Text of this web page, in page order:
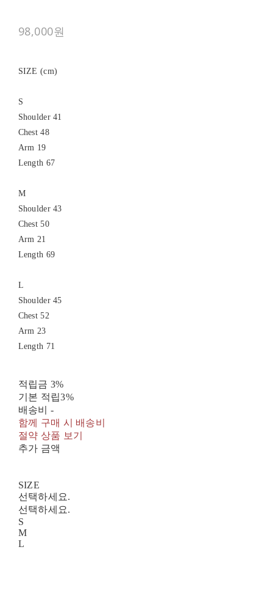
98,000원
SIZE (cm)
S
Shoulder 41
Chest 48
Arm 19
Length 67
M
Shoulder 43
Chest 50
Arm 21
Length 69
L
Shoulder 45
Chest 52
Arm 23
Length 71
적립금 3%
기본 적립3%
배송비 -
함께 구매 시 배송비
절약 상품 보기
추가 금액
SIZE
선택하세요.
선택하세요.
S
M
L